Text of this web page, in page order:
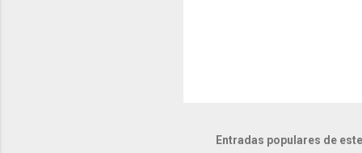
Entradas populares de